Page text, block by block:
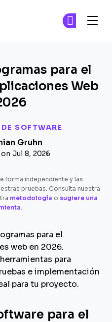
SOFTWARE
para el
Web
Gruhn
Jul 8, 2026
forma independiente y las
pruebas. Consulta nuestra
metodología o sugiere una
.
para el
web en 2026.
para
e implementación
para tu proyecto.
para el